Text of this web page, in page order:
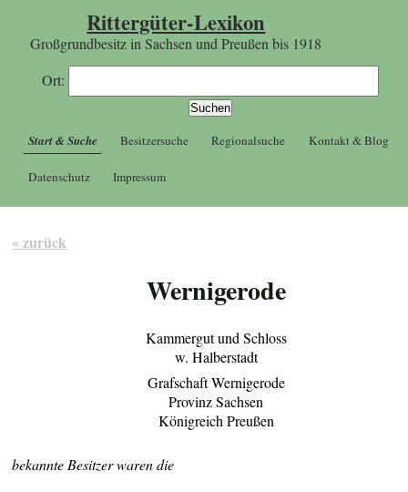
Rittergüter-Lexikon
Großgrundbesitz in Sachsen und Preußen bis 1918
Ort:
Start & Suche Besitzersuche Regionalsuche Kontakt & Blog
Datenschutz Impressum
« zurück
Wernigerode
Kammergut und Schloss
w. Halberstadt
Grafschaft Wernigerode
Provinz Sachsen
Königreich Preußen
bekannte Besitzer waren die